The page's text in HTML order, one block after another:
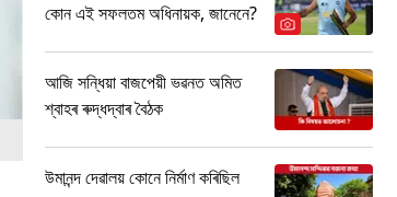
কোন এই সফলতম অধিনায়ক, জানেনে?
আজি সন্ধিয়া বাজপেয়ী ভৱনত অমিত
শ্বাহৰ ৰুদ্ধদ্বাৰ বৈঠক
উমানন্দ দেৱালয় কোনে নিৰ্মাণ কৰিছিল